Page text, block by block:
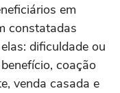
em
constatadas
dificuldade ou
coação
venda casada e